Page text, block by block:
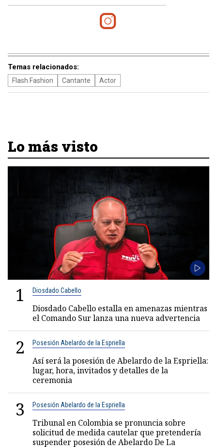
Temas relacionados:
Flash Fashion Cantante Actor
Lo más visto
1 Diosdado Cabello
Diosdado Cabello estalla en amenazas mientras
el Comando Sur lanza una nueva advertencia
2 Posesión Abelardo de la Espriella
Así será la posesión de Abelardo de la Espriella:
lugar, hora, invitados y detalles de la
ceremonia
3 Posesión Abelardo de la Espriella
Tribunal en Colombia se pronuncia sobre
solicitud de medida cautelar que pretendería
suspender posesión de Abelardo De La